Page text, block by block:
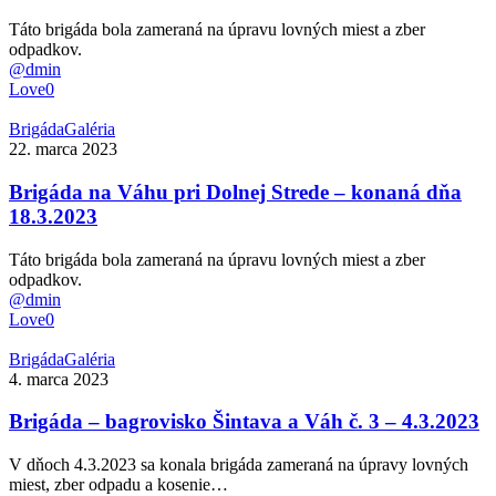
konaná
dňa
18.3.2023
Táto brigáda bola zameraná na úpravu lovných miest a zber
odpadkov.
@dmin
Love0
Brigáda
na
pri
Dolnej
Strede
konaná
dňa
18.3.2023
BrigádaGaléria
22. marca 2023
Brigáda na Váhu pri Dolnej Strede – konaná dňa
18.3.2023
Táto brigáda bola zameraná na úpravu lovných miest a zber
odpadkov.
@dmin
Love0
Brigáda
–
Šintava
Váh
č.
BrigádaGaléria
4. marca 2023
Brigáda – bagrovisko Šintava a Váh č. 3 – 4.3.2023
V dňoch 4.3.2023 sa konala brigáda zameraná na úpravy lovných
miest, zber odpadu a kosenie…